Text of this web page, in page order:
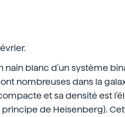
nain blanc d'un système
nombreuses dans la
et sa densité est
de Heisenberg).